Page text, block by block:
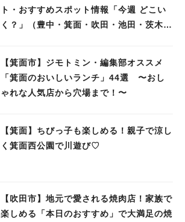
ト・おすすめスポット情報「今週 どこい
く？」（豊中・箕面・吹田・池田・茨木・
【箕面市】ジモトミン・編集部オススメ
「箕面のおいしいランチ」44選 〜おし
ゃれな人気店から穴場まで！〜
【箕面】ちびっ子も楽しめる！親子で涼し
く箕面西公園で川遊び♡
【吹田市】地元で愛される焼肉店！家族で
楽しめる「本日のおすすめ」で大満足の焼